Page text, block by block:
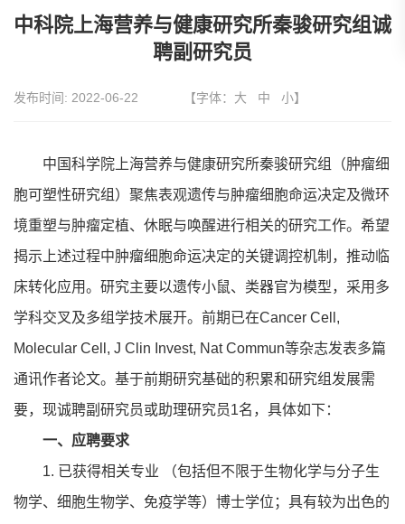
中科院上海营养与健康研究所秦骏研究组诚
聘副研究员
发布时间: 2022-06-22 【字体： 大 中 小】
中国科学院上海营养与健康研究所秦骏研究组（肿瘤细
胞可塑性研究组）聚焦表观遗传与肿瘤细胞命运决定及微环
境重塑与肿瘤定植、休眠与唤醒进行相关的研究工作。希望
揭示上述过程中肿瘤细胞命运决定的关键调控机制，推动临
床转化应用。研究主要以遗传小鼠、类器官为模型，采用多
学科交叉及多组学技术展开。前期已在Cancer Cell,
Molecular Cell, J Clin Invest, Nat Commun等杂志发表多篇
通讯作者论文。基于前期研究基础的积累和研究组发展需
要，现诚聘副研究员或助理研究员1名，具体如下：
一、应聘要求
1. 已获得相关专业 （包括但不限于生物化学与分子生
物学、细胞生物学、免疫学等）博士学位；具有较为出色的